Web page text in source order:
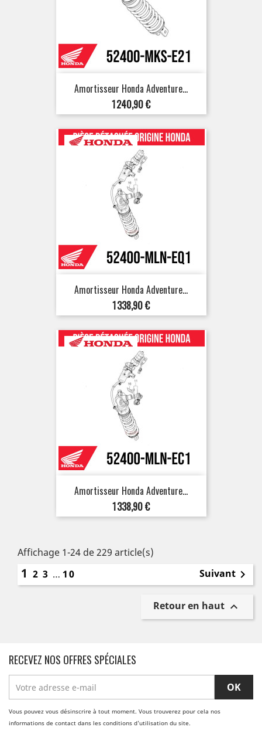
Amortisseur Honda Adventure...
Prix
1 240,90 €
Amortisseur Honda Adventure...
Prix
1 338,90 €
Amortisseur Honda Adventure...
Prix
1 338,90 €
Affichage 1-24 de 229 article(s)
1 2 3 … 10 Suivant 
Retour en haut 
RECEVEZ NOS OFFRES SPÉCIALES
Vous pouvez vous désinscrire à tout moment. Vous trouverez pour cela nos
informations de contact dans les conditions d'utilisation du site.